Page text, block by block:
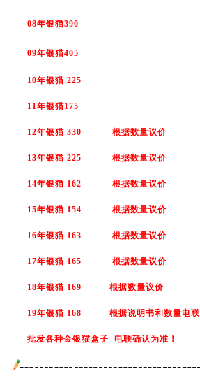
08年银猫390
09年银猫405
10年银猫 225
11年银猫175
12年银猫 330 根据数量议价
13年银猫 225 根据数量议价
14年银猫 162 根据数量议价
15年银猫 154 根据数量议价
16年银猫 163 根据数量议价
17年银猫 165 根据数量议价
18年银猫 169 根据数量议价
19年银猫 168 根据说明书和数量电联
批发各种金银猫盒子 电联确认为准！